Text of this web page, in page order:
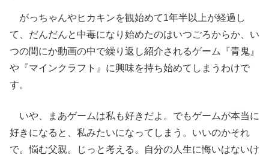
がっちゃんやヒカキンを観始めて1年半以上が経過し
て、だんだんと中毒になり始めたのはいつごろからか、い
つの間にか動画の中で繰り返し紹介されるゲーム『青鬼』
や『マインクラフト』に興味を持ち始めてしまうわけで
す。
いや、まあゲームは私も好きだよ。でもゲームが本当に
好きになると、私みたいになってしまう。いいのかそれ
で。悩む父親。じっと考える。自分の人生に悔いはないけ